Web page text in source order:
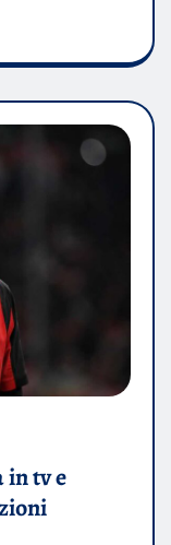
in tv e